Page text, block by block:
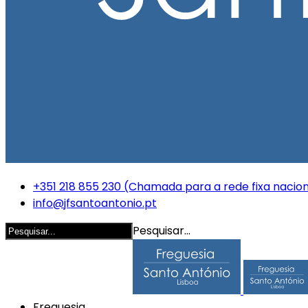
+351 218 855 230 (Chamada para a rede fixa
info@jfsantoantonio.pt
Pesquisar...